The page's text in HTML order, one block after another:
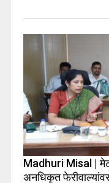
Madhuri Misal |
अनधिकृत